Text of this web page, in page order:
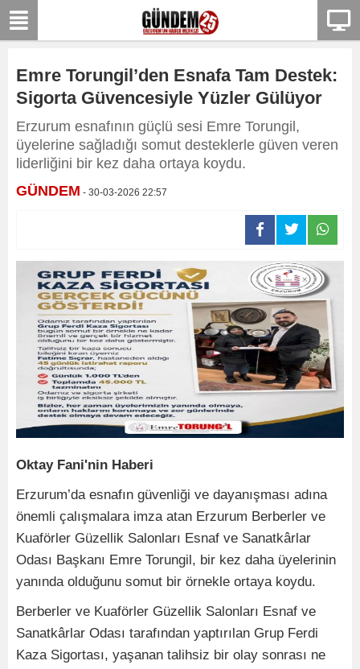
Emre Torungil’den Esnafa Tam Destek:
Sigorta Güvencesiyle Yüzler Gülüyor
Erzurum esnafının güçlü sesi Emre Torungil,
üyelerine sağladığı somut desteklerle güven veren
liderliğini bir kez daha ortaya koydu.
GÜNDEM - 30-03-2026 22:57
Oktay Fani'nin Haberi
Erzurum’da esnafın güvenliği ve dayanışması adına
önemli çalışmalara imza atan Erzurum Berberler ve
Kuaförler Güzellik Salonları Esnaf ve Sanatkârlar
Odası Başkanı Emre Torungil, bir kez daha üyelerinin
yanında olduğunu somut bir örnekle ortaya koydu.
Berberler ve Kuaförler Güzellik Salonları Esnaf ve
Sanatkârlar Odası tarafından yaptırılan Grup Ferdi
Kaza Sigortası, yaşanan talihsiz bir olay sonrası ne